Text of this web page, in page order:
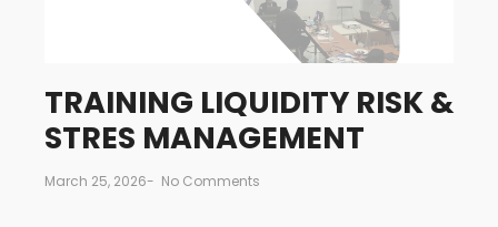
TRAINING LIQUIDITY RISK &
STRES MANAGEMENT
March 25, 2026- No Comments